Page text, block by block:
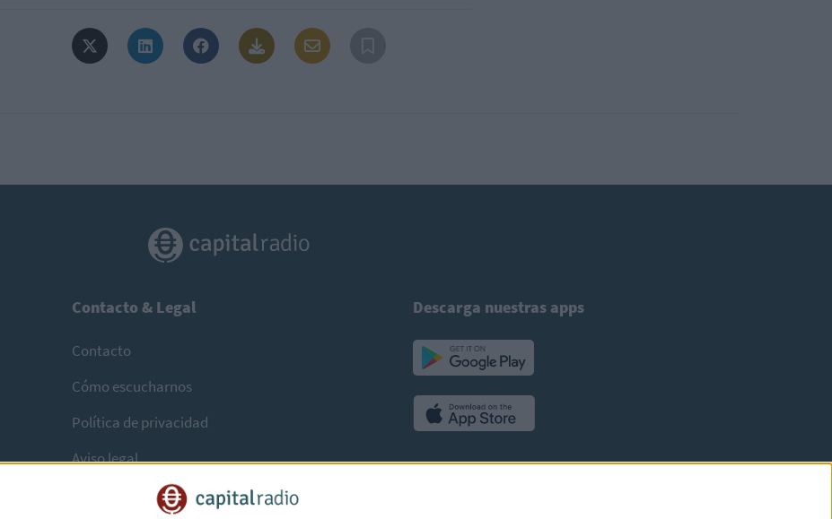
Contacto & Legal
Contacto
Cómo escucharnos
Política de privacidad
Aviso legal
Descarga nuestras apps